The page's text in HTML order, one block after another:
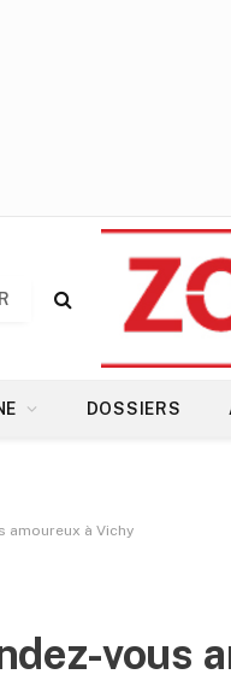
DOSSIERS
amoureux à Vichy
vous